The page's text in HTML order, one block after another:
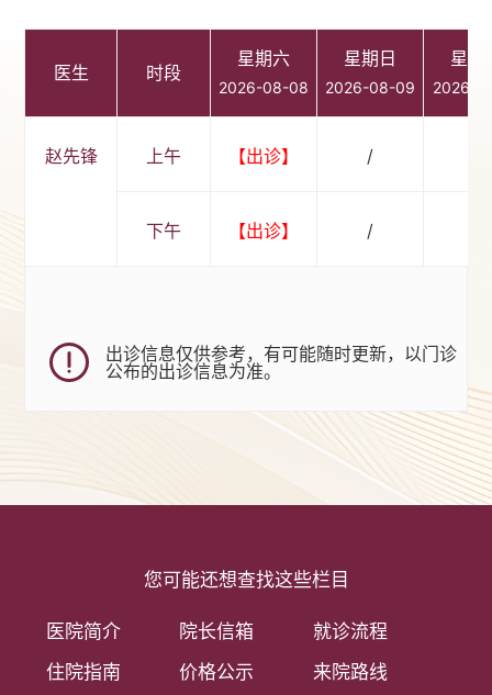
医生 时段
星期六
2026-08-08
星期日
2026-08-09
星期
2026-
赵先锋 上午 【出诊】 /
下午 【出诊】 /
出诊信息仅供参考，有可能随时更新，以门诊
公布的出诊信息为准。
您可能还想查找这些栏目
医院简介 院长信箱
就诊流程
住院指南
价格公示
来院路线